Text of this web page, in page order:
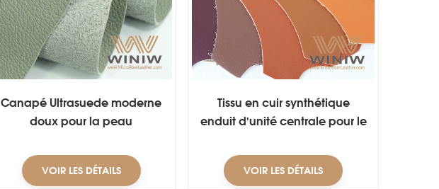
Canapé Ultrasuede moderne
doux pour la peau
VOIR LES DÉTAILS
Tissu en cuir synthétique
enduit d'unité centrale pour le
VOIR LES DÉTAILS